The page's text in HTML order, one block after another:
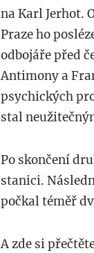
na Karl Jerhot.
Praze ho
odbojáře před
Antimony a
psychických
stal
Po skončení
stanici.
počkal téměř
A zde si